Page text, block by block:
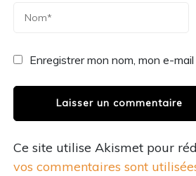
Enregistrer mon nom, mon e-
Ce site utilise Akismet pour
vos commentaires sont